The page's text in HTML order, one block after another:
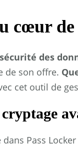
cœur
sécurité des
de son offre.
cet outil de
Pass